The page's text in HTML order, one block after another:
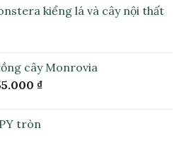
kiểng lá và cây nội thất
cây Monrovia
₫
tròn